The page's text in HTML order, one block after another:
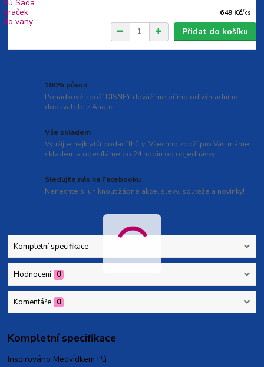
649 Kč/ks
Přidat do košíku
100% původ
Pohádkové zboží DISNEY dovážíme přímo od výhradního
dodavatele z Anglie
Vše skladem
Využijte nejkratší dodací lhůty! Všechno zboží pro Vás máme
skladem a odesíláme do 24 hodin od objednávky
Sledujte nás na Facebooku
Nenechte si uniknout žádné akce, slevy, soutěže a novinky!
Kompletní specifikace
Hodnocení 0
Komentáře 0
Kompletní specifikace
Inspirováno Medvídkem Pú